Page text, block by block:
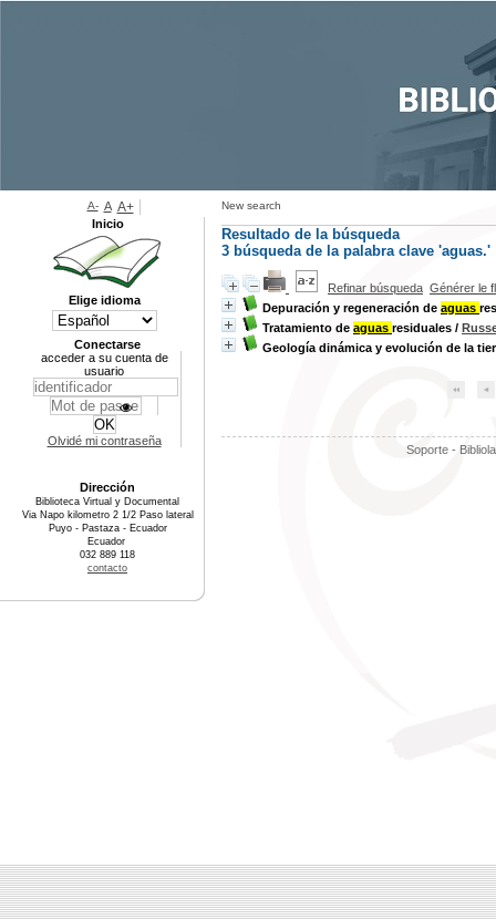
New search
Resultado de la búsqueda
3 búsqueda de la palabra clave 'aguas.'
Refinar búsqueda Générer le
Depuración y regeneración de aguas
Tratamiento de aguas residuales /
Geología dinámica y evolución de la
Soporte -
A- A A+
Inicio
Elige idioma
Conectarse
acceder a su cuenta de
usuario
Olvidé mi contraseña
Dirección
Biblioteca Virtual y Documental
Via Napo kilometro 2 1/2 Paso lateral
Puyo - Pastaza - Ecuador
Ecuador
032 889 118
contacto